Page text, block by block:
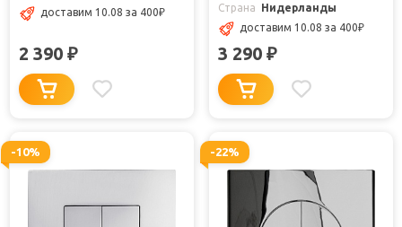
доставим 10.08 за 400₽
2 390 ₽
Страна
Нидерланды
доставим 10.08 за 400₽
3 290 ₽
-10% -22%